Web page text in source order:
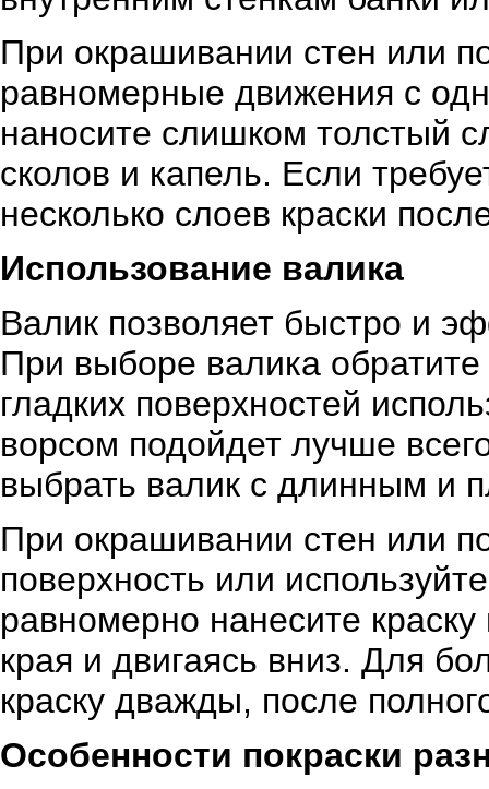
При окрашивании стен или
равномерные движения с
наносите слишком толстый
сколов и капель. Если
несколько слоев краски
Использование валика
Валик позволяет быстро и
При выборе валика
гладких поверхностей
ворсом подойдет лучше
выбрать валик с длинным и
При окрашивании стен или
поверхность или
равномерно нанесите
края и двигаясь вниз. Для
краску дважды, после
Особенности покраски